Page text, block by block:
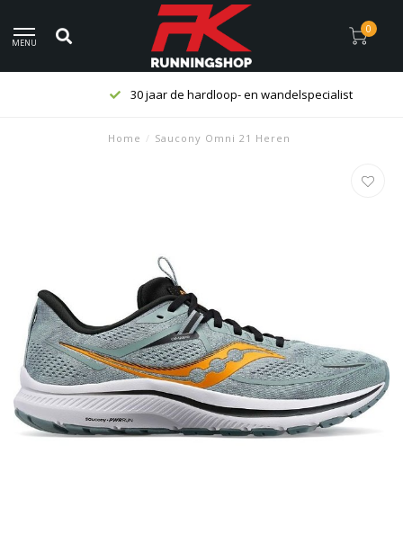
MENU
0
30 jaar de hardloop- en wandelspecialist
Home / Saucony Omni 21 Heren